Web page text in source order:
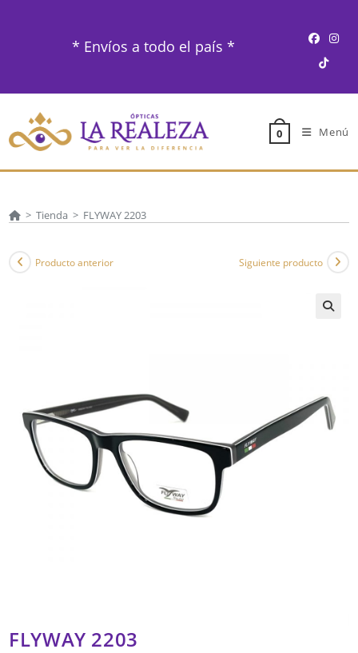
* Envíos a todo el país *
0 Menú
> Tienda > FLYWAY 2203
Producto anterior Siguiente producto
FLYWAY 2203